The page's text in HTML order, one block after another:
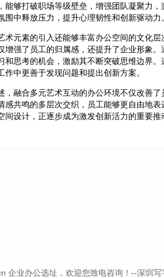
能够打破职场等级壁垒，增强团队凝聚力
围中释放压力，提升心理韧性和创新驱动力。
术元素的引入还能够丰富办公空间的文化
增强了员工的归属感，还提升了企业形象
和思考的机会，激励其不断突破思维边界
作中更善于发现问题和提出创新方案。
，融合多元艺术互动的办公环境不仅改善
感共鸣的多层次交织，员工能够更自由地
间设计，正逐步成为激发创新活力的重要
企业办公选址，欢迎您致电咨询！--深圳写